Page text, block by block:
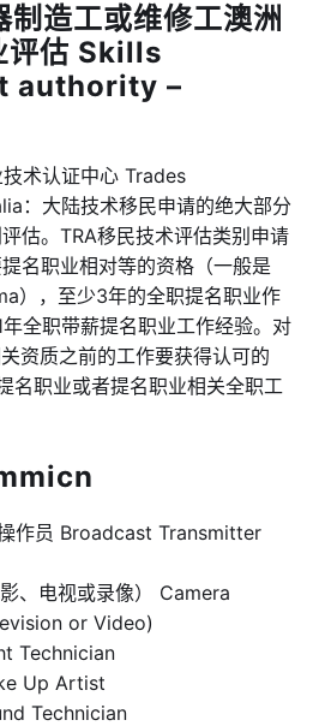
造工或维修工澳洲
评估 Skills
authority –
术认证中心 Trades
：大陆技术移民申请的绝大部分
估。TRA移民技术评估类别申请
名职业相对等的资格（一般是
），至少3年的全职提名职业作
全职带薪提名职业工作经验。对
资质之前的工作要获得认可的
名职业或者提名职业相关全职工
作员 Broadcast Transmitter
、电视或录像） Camera
or Video)
Technician
Up Artist
Technician